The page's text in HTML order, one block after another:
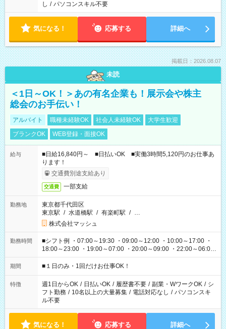
し / パソコンスキル不要
気になる！ 応募する 詳細へ
掲載日：2026.08.07
未読
＜1日～OK！＞あの有名企業も！展示会や株主
総会のお手伝い！
アルバイト 職種未経験OK 社会人未経験OK
大学生歓迎
ブランクOK
WEB登録・面接OK
給与
■日給16,840円～ ■日払いOK ■実働3時間5,120円のお仕事あ
ります！
交通費別途支給あり
交通費 一部支給
勤務地
東京都千代田区
東京駅 / 水道橋駅 / 有楽町駅 / …
株式会社マッシュ
勤務時間
■シフト例 ・07:00～19:30 ・09:00～12:00 ・10:00～17:00 ・
18:00～23:00 ・19:00～07:00 ・20:00～09:00 ・22:00～06:00
etc ★最短で3時間で5,120円のお仕事から 15時間で2万円近く稼
げるお仕事も！ ご希望のお時間に合わせてご紹介！ ※シフトは
ください！
期間 ■１日のみ・1回だけお仕事OK！
特徴 週1日からOK / 日払いOK / 履歴書不要 / 副業・WワークOK / シ
フト勤務 / 10名以上の大量募集 / 電話対応なし / パソコンスキ
ル不要
気になる！ 応募する 詳細へ